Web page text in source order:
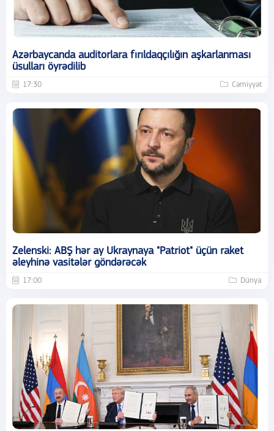
Azərbaycanda auditorlara fırıldaqçılığın aşkarlanması
üsulları öyrədilib
17:30 Cəmiyyət
Zelenski: ABŞ hər ay Ukraynaya "Patriot" üçün raket
əleyhinə vasitələr göndərəcək
17:00 Dünya